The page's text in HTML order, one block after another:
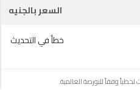
السعر بالجنيه
خطأ في التحديث
وفقاً للبورصة العالمية.